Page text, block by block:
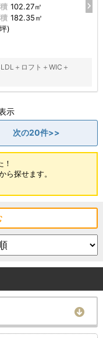
102.27㎡
182.35㎡
)
＋ロフト＋WIC＋
示
次の20件>>
！
ら探せます。